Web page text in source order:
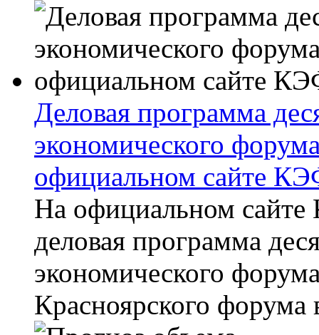
Деловая программа
экономического
официальном сайте
На официальном
деловая программа
экономического
Красноярского форума